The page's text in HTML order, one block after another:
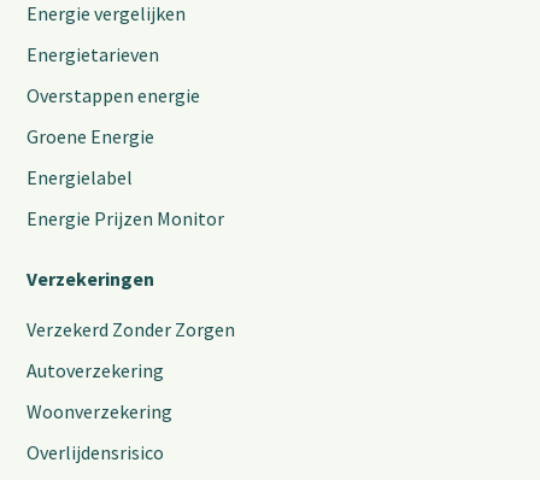
Energie vergelijken
Energietarieven
Overstappen energie
Groene Energie
Energielabel
Energie Prijzen Monitor
Verzekeringen
Verzekerd Zonder Zorgen
Autoverzekering
Woonverzekering
Overlijdensrisico